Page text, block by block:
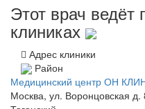
Этот врач
клиниках
Адрес клиники
Район
Медицинский центр ОН
Москва, ул. Воронцовская д.